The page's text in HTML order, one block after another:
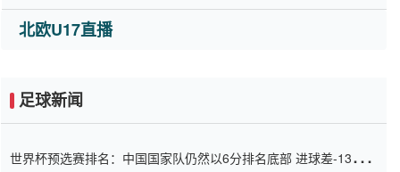
北欧U17直播
足球新闻
世界杯预选赛排名：中国国家队仍然以6分排名底部 进球差-13令人